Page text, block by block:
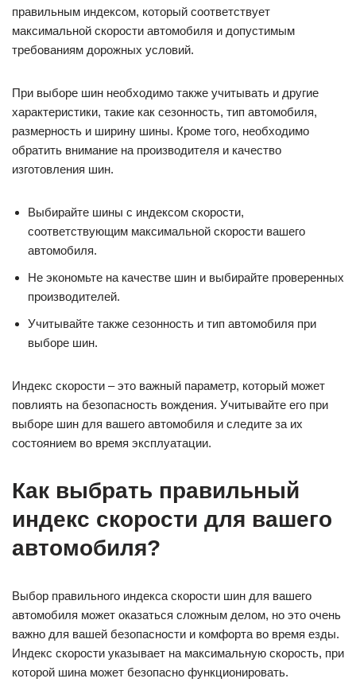
правильным индексом, который соответствует
максимальной скорости автомобиля и допустимым
требованиям дорожных условий.
При выборе шин необходимо также учитывать и другие
характеристики, такие как сезонность, тип автомобиля,
размерность и ширину шины. Кроме того, необходимо
обратить внимание на производителя и качество
изготовления шин.
Выбирайте шины с индексом скорости,
соответствующим максимальной скорости вашего
автомобиля.
Не экономьте на качестве шин и выбирайте проверенных
производителей.
Учитывайте также сезонность и тип автомобиля при
выборе шин.
Индекс скорости – это важный параметр, который может
повлиять на безопасность вождения. Учитывайте его при
выборе шин для вашего автомобиля и следите за их
состоянием во время эксплуатации.
Как выбрать правильный
индекс скорости для вашего
автомобиля?
Выбор правильного индекса скорости шин для вашего
автомобиля может оказаться сложным делом, но это очень
важно для вашей безопасности и комфорта во время езды.
Индекс скорости указывает на максимальную скорость, при
которой шина может безопасно функционировать.